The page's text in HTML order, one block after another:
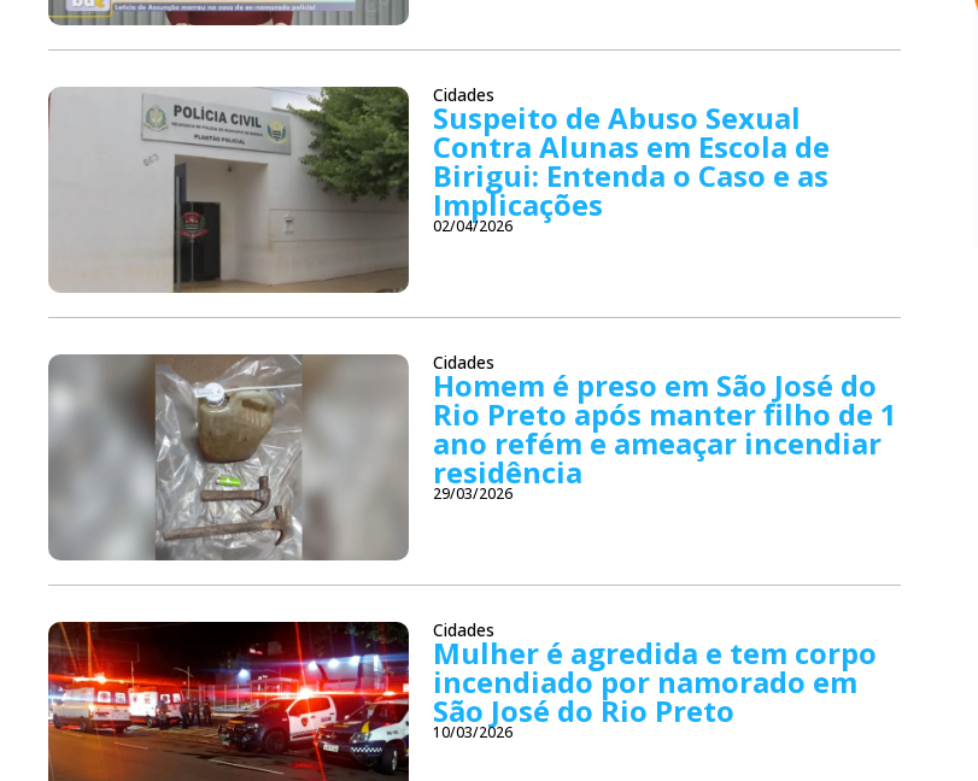
Cidades
Suspeito de Abuso Sexual
Contra Alunas em Escola de
Birigui: Entenda o Caso e as
Implicações
02/04/2026
Cidades
Homem é preso em São José do
Rio Preto após manter filho de 1
ano refém e ameaçar incendiar
residência
29/03/2026
Cidades
Mulher é agredida e tem corpo
incendiado por namorado em
São José do Rio Preto
10/03/2026